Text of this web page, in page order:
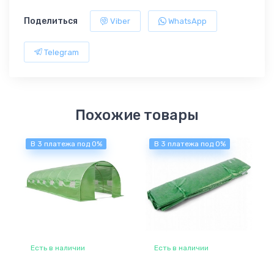
Поделиться Viber WhatsApp
Telegram
Похожие товары
В 3 платежа под 0%
Есть в наличии
В 3 платежа под 0%
Есть в наличии